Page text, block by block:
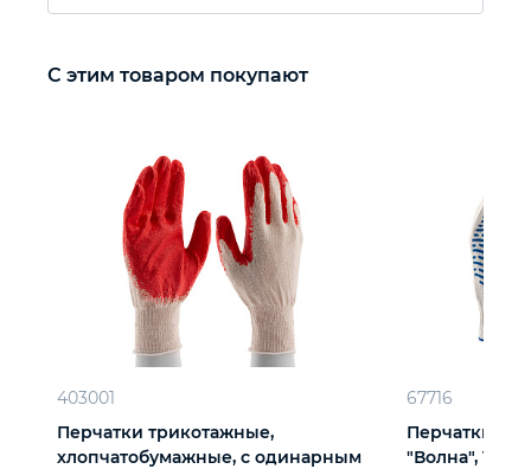
Крепежный инструмент
Режущий инструмент
С этим товаром покупают
403001
Перчатки трикотажные,
хлопчатобумажные, с одинарным
67716
Перчатки х/
"Волна", 10